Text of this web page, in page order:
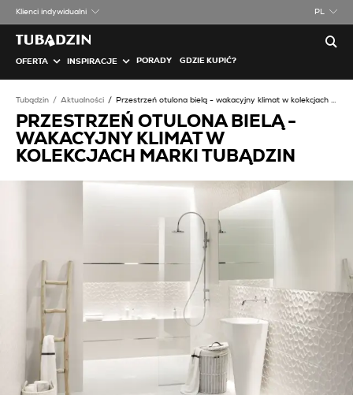
Klienci indywidualni PL
OFERTA INSPIRACJE PORADY GDZIE KUPIĆ?
Tubądzin Aktualności Przestrzeń otulona bielą - wakacyjny klimat w kolekcjach marki Tubądzin
PRZESTRZEŃ OTULONA BIELĄ -
WAKACYJNY KLIMAT W
KOLEKCJACH MARKI TUBĄDZIN